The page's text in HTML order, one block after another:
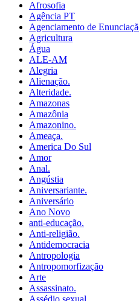
Afrosofia
Agência PT
Agenciamento de
Agricultura
Água
ALE-AM
Alegria
Alienação.
Alteridade.
Amazonas
Amazônia
Amazonino.
Ameaça.
America Do Sul
Amor
Anal.
Angústia
Aniversariante.
Aniversário
Ano Novo
anti-educação.
Anti-religião.
Antidemocracia
Antropologia
Antropomorfização
Arte
Assassinato.